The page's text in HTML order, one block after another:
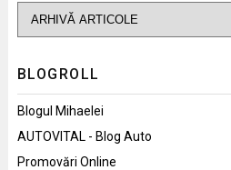
BLOGROLL
Blogul Mihaelei
AUTOVITAL - Blog Auto
Promovări Online